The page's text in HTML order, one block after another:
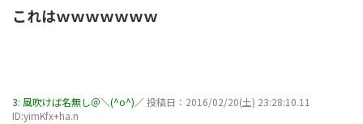
これはｗｗｗｗｗｗｗ
3: 風吹けば名無し＠＼(^o^)／投稿日：2016/02/20(土) 23:28:10.11
ID:yimKfx+ha.n